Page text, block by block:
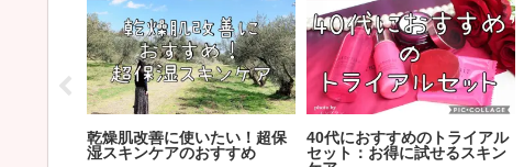
2021年下半期ベストコス
メ/40代が選ぶスキンケア・サ
め！効果で選ぶシワ対策スキ
ンケアランキング10選